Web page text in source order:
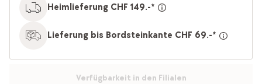
Heimlieferung CHF 149.-*
Lieferung bis Bordsteinkante CHF 69.-*
Verfügbarkeit in den Filialen